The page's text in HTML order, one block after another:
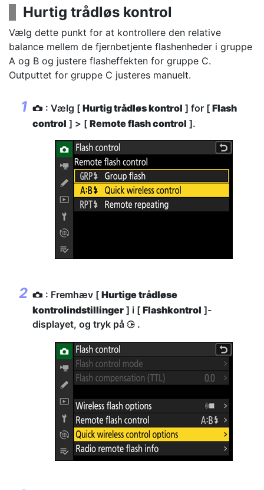
Hurtig trådløs kontrol
Vælg dette punkt for at kontrollere den relative
balance mellem de fjernbetjente flashenheder i gruppe
A og B og justere flasheffekten for gruppe C.
Outputtet for gruppe C justeres manuelt.
C : Vælg [ Hurtig trådløs kontrol ] for [ Flash
control ] > [ Remote flash control ].
C : Fremhæv [ Hurtige trådløse
kontrolindstillinger ] i [ Flashkontrol ]-
displayet, og tryk på 2 .